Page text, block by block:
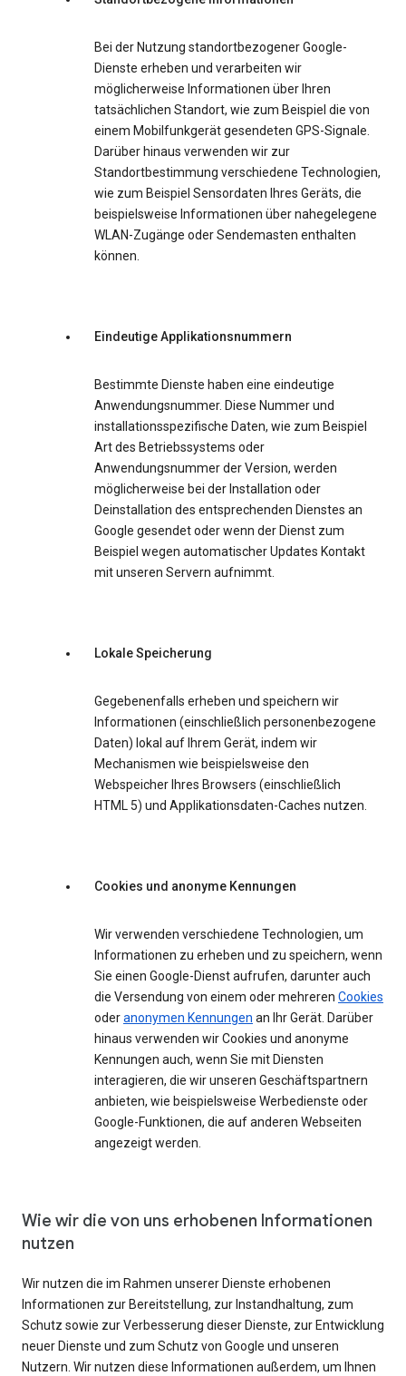
Bei der Nutzung standortbezogener Google-
Dienste erheben und verarbeiten wir
möglicherweise Informationen über Ihren
tatsächlichen Standort, wie zum Beispiel die von
einem Mobilfunkgerät gesendeten GPS-Signale.
Darüber hinaus verwenden wir zur
Standortbestimmung verschiedene Technologien,
wie zum Beispiel Sensordaten Ihres Geräts, die
beispielsweise Informationen über nahegelegene
WLAN-Zugänge oder Sendemasten enthalten
können.
Eindeutige Applikationsnummern
Bestimmte Dienste haben eine eindeutige
Anwendungsnummer. Diese Nummer und
installationsspezifische Daten, wie zum Beispiel
Art des Betriebssystems oder
Anwendungsnummer der Version, werden
möglicherweise bei der Installation oder
Deinstallation des entsprechenden Dienstes an
Google gesendet oder wenn der Dienst zum
Beispiel wegen automatischer Updates Kontakt
mit unseren Servern aufnimmt.
Lokale Speicherung
Gegebenenfalls erheben und speichern wir
Informationen (einschließlich personenbezogene
Daten) lokal auf Ihrem Gerät, indem wir
Mechanismen wie beispielsweise den
Webspeicher Ihres Browsers (einschließlich
HTML 5) und Applikationsdaten-Caches nutzen.
Cookies und anonyme Kennungen
Wir verwenden verschiedene Technologien, um
Informationen zu erheben und zu speichern, wenn
Sie einen Google-Dienst aufrufen, darunter auch
die Versendung von einem oder mehreren Cookies
oderanonymen Kennungen an Ihr Gerät. Darüber
hinaus verwenden wir Cookies und anonyme
Kennungen auch, wenn Sie mit Diensten
interagieren, die wir unseren Geschäftspartnern
anbieten, wie beispielsweise Werbedienste oder
Google-Funktionen, die auf anderen Webseiten
angezeigt werden.
Wie wir die von uns erhobenen Informationen
nutzen
Wir nutzen die im Rahmen unserer Dienste erhobenen
Informationen zur Bereitstellung, zur Instandhaltung, zum
Schutz sowie zur Verbesserung dieser Dienste, zur Entwicklung
neuer Dienste und zum Schutz von Google und unseren
Nutzern. Wir nutzen diese Informationen außerdem, um Ihnen